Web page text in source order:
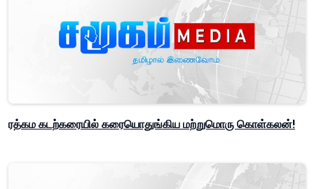
ரத்கம கடற்கரையில் கரையொதுங்கிய மற்றுமொரு கொள்கலன்!